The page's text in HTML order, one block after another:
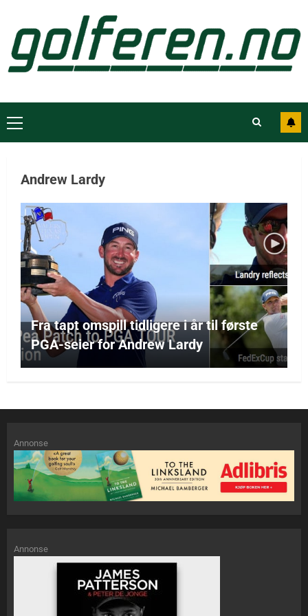
Andrew Lardy
Fra tapt omspill tidligere i år til første
PGA-seier for Andrew Lardy
Annonse
Annonse